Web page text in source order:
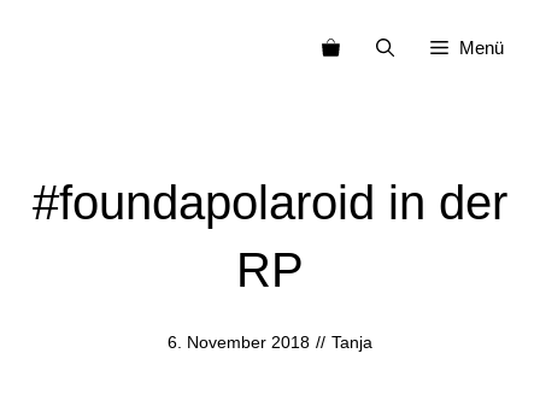
Menü
#foundapolaroid in der
RP
6. November 2018 // Tanja